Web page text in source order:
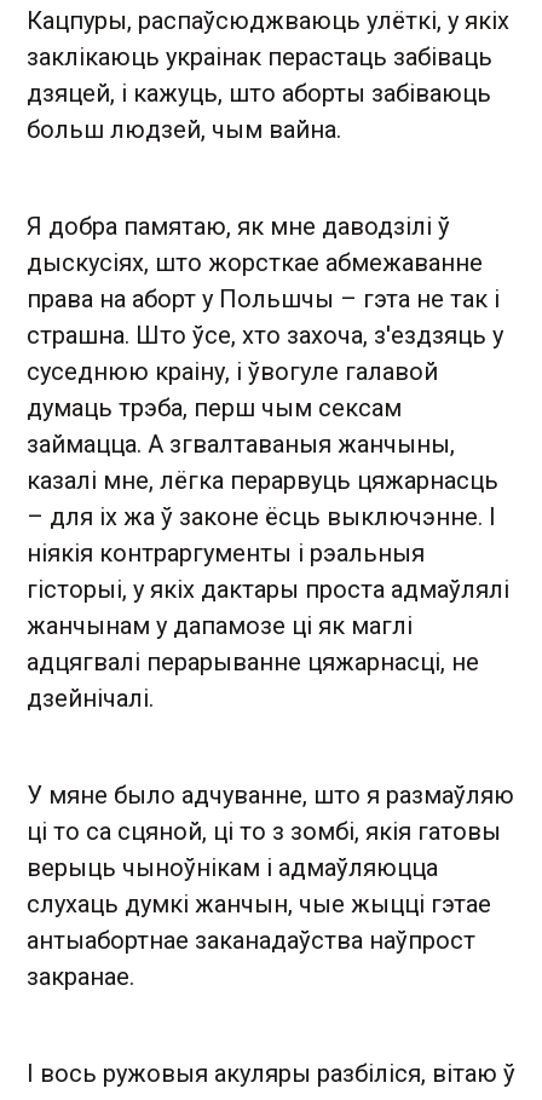
Кацпуры, распаўсюджваюць улёткі, у якіх
заклікаюць украінак перастаць забіваць
дзяцей, і кажуць, што аборты забіваюць
больш людзей, чым вайна.
Я добра памятаю, як мне даводзілі ў
дыскусіях, што жорсткае абмежаванне
права на аборт у Польшчы – гэта не так і
страшна. Што ўсе, хто захоча, з'ездзяць у
суседнюю краіну, і ўвогуле галавой
думаць трэба, перш чым сексам
займацца. А згвалтаваныя жанчыны,
казалі мне, лёгка перарвуць цяжарнасць
– для іх жа ў законе ёсць выключэнне. І
ніякія контраргументы і рэальныя
гісторыі, у якіх дактары проста адмаўлялі
жанчынам у дапамозе ці як маглі
адцягвалі перарыванне цяжарнасці, не
дзейнічалі.
У мяне было адчуванне, што я размаўляю
ці то са сцяной, ці то з зомбі, якія гатовы
верыць чыноўнікам і адмаўляюцца
слухаць думкі жанчын, чые жыцці гэтае
антыабортнае заканадаўства наўпрост
закранае.
І вось ружовыя акуляры разбіліся, вітаю ў